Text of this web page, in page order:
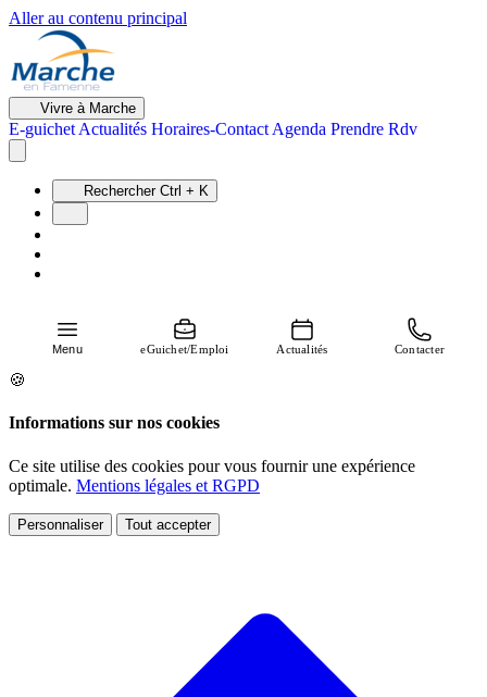
Aller au contenu principal
Vivre à Marche
E-guichet Actualités Horaires-Contact Agenda Prendre Rdv
Rechercher Ctrl + K
Menu eGuichet/Emploi Actualités Contacter
🍪
Informations sur nos cookies
Ce site utilise des cookies pour vous fournir une expérience
optimale. Mentions légales et RGPD
Personnaliser Tout accepter